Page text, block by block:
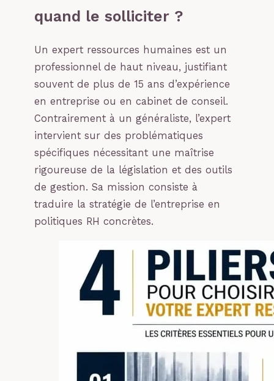
quand le solliciter ?
Un expert ressources humaines est un
professionnel de haut niveau, justifiant
souvent de plus de 15 ans d’expérience
en entreprise ou en cabinet de conseil.
Contrairement à un généraliste, l’expert
intervient sur des problématiques
spécifiques nécessitant une maîtrise
rigoureuse de la législation et des outils
de gestion. Sa mission consiste à
traduire la stratégie de l’entreprise en
politiques RH concrètes.